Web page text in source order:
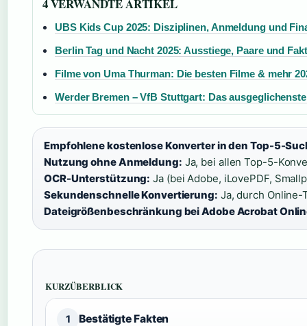
4 VERWANDTE ARTIKEL
UBS Kids Cup 2025: Disziplinen, Anmeldung und
Berlin Tag und Nacht 2025: Ausstiege, Paare und
Filme von Uma Thurman: Die besten Filme & mehr
Werder Bremen – VfB Stuttgart: Das
Empfohlene kostenlose Konverter in den Top-5-
Nutzung ohne Anmeldung: Ja, bei allen Top-5-
OCR-Unterstützung: Ja (bei Adobe, iLovePDF,
Sekundenschnelle Konvertierung: Ja, durch Online-
Dateigrößenbeschränkung bei Adobe Acrobat
KURZÜBERBLICK
1 Bestätigte Fakten